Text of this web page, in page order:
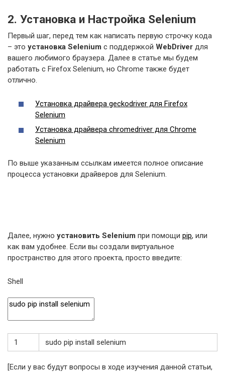
2. Установка и Настройка Selenium
Первый шаг, перед тем как написать первую строчку кода
– это установка Selenium с поддержкой WebDriver для
вашего любимого браузера. Далее в статье мы будем
работать с Firefox Selenium, но Chrome также будет
отлично.
Установка драйвера geckodriver для Firefox
Selenium
Установка драйвера chromedriver для Chrome
Selenium
По выше указанным ссылкам имеется полное описание
процесса установки драйверов для Selenium.
Далее, нужно установить Selenium при помощи pip, или
как вам удобнее. Если вы создали виртуальное
пространство для этого проекта, просто введите:
Shell
1 sudo pip install selenium
[Если у вас будут вопросы в ходе изучения данной статьи,